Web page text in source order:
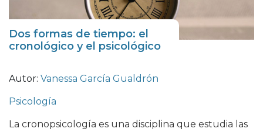
Dos formas de tiempo: el
cronológico y el psicológico
Autor: Vanessa García Gualdrón
Psicología
La cronopsicología es una disciplina que estudia las